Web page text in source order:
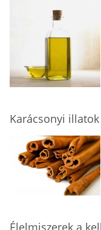
Karácsonyi illatok
Élelmiszerek a